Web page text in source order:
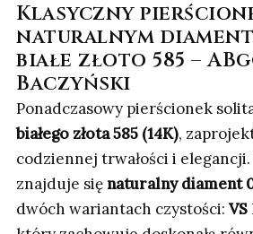
Klasyczny
naturalnym
białe złoto 585 –
Baczyński
Ponadczasowy pierścionek
białego złota 585 (14K),
codziennej trwałości i
znajduje sięnaturalny diament
dwóch wariantach czystości: VS